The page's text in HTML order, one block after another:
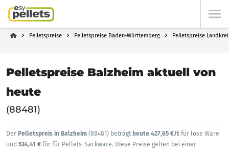
Pelletspreise Pelletspreise Baden-Württemberg Pelletspreise
Pelletspreise Balzheim aktuell von
heute
(88481)
Der Pelletspreis in Balzheim (88481) beträgt heute 427,65 €/t für lose Ware
und 534,41 € für für Pellets-Sackware. Diese Preise gelten bei einer